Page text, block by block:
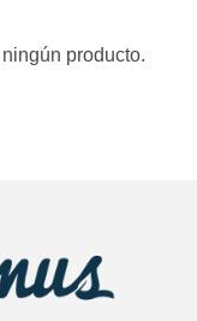
producto.